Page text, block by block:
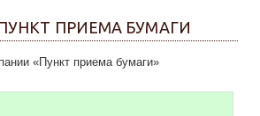
ПРИЕМА БУМАГИ
«Пункт приема бумаги»